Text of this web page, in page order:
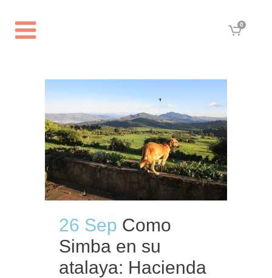
0
26 Sep Como
Simba en su
atalaya: Hacienda